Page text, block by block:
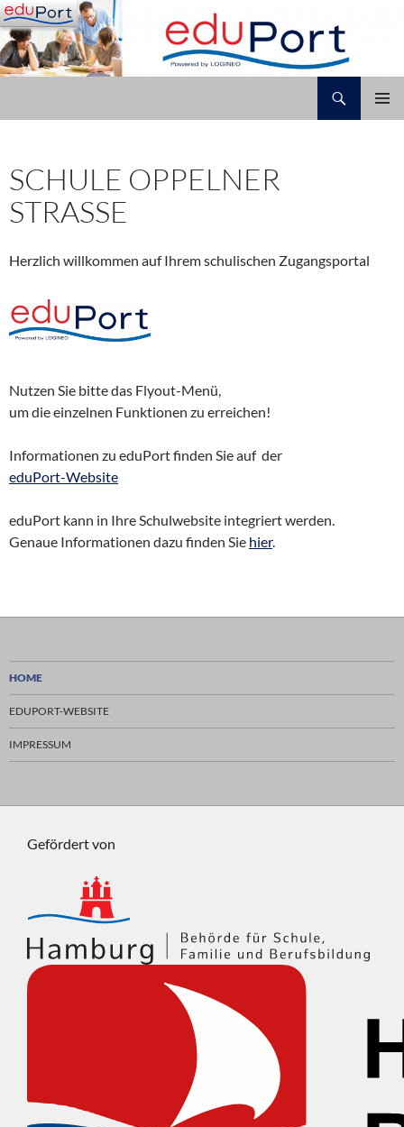
Zum
Inhalt
springen
SCHULE OPPELNER
STRASSE
Herzlich willkommen auf Ihrem schulischen Zugangsportal
Nutzen Sie bitte das Flyout-Menü,
um die einzelnen Funktionen zu erreichen!
Informationen zu eduPort finden Sie auf der
eduPort-Website
eduPort kann in Ihre Schulwebsite integriert werden.
Genaue Informationen dazu finden Sie hier.
HOME
EDUPORT-WEBSITE
IMPRESSUM
Gefördert von